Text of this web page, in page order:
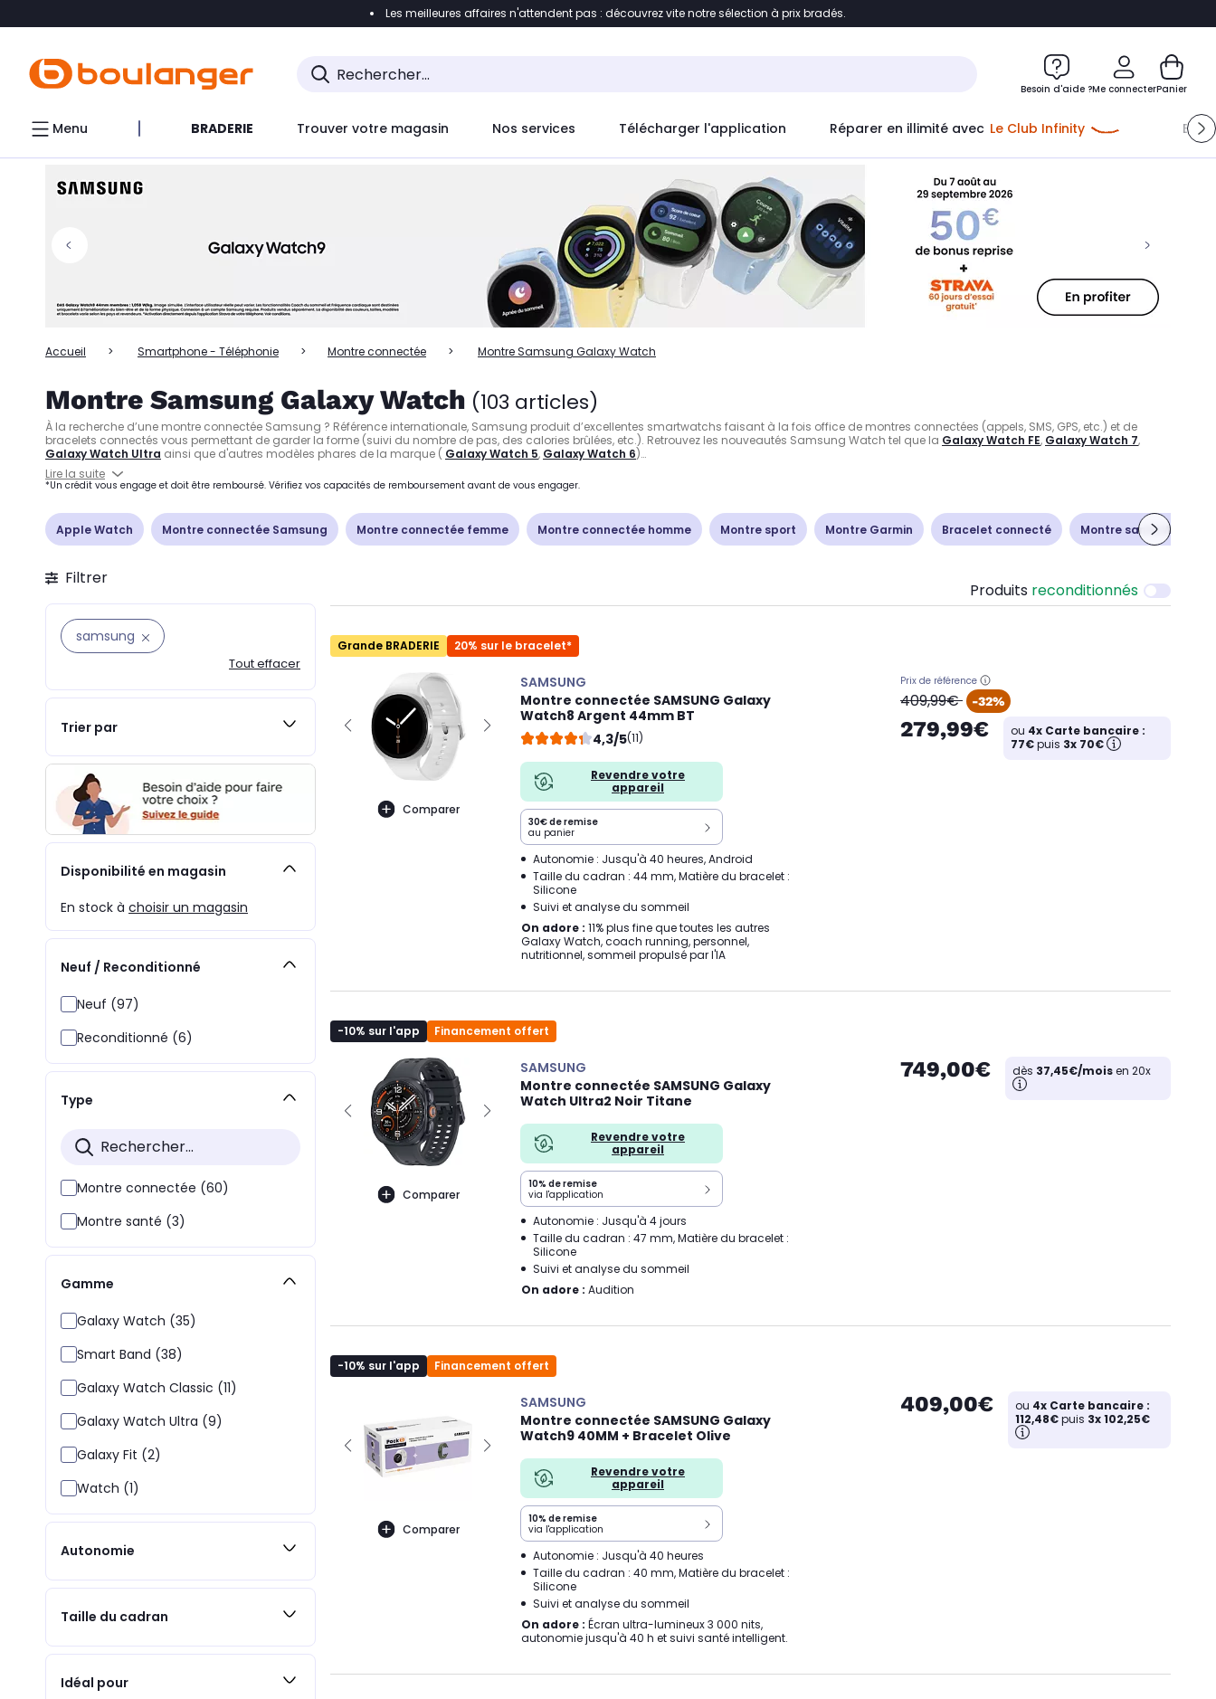
Accéder directement à la liste des produits Accéder directement au contenu
Accéder directement au chatbot
Les meilleures affaires n'attendent pas : découvrez vite notre sélection à prix bradés.
Besoin d'aide ?Me connecterPanier
Menu BRADERIE Trouver votre magasin Nos services Télécharger l'application Réparer en illimité avec Le Club Infinity
Accueil Smartphone - Téléphonie Montre connectée Montre Samsung Galaxy Watch
Montre Samsung Galaxy Watch (103 articles)
À la recherche d’une montre connectée Samsung ? Référence internationale, Samsung produit d’excellentes smartwatchs faisant à la fois office de montres connectées (appels, SMS, GPS, etc.) et de
bracelets connectés vous permettant de garder la forme (suivi du nombre de pas, des calories brûlées, etc.). Retrouvez les nouveautés Samsung Watch tel que la Galaxy Watch FE, Galaxy Watch 7,
Galaxy Watch Ultra ainsi que d'autres modèles phares de la marque ( Galaxy Watch 5, Galaxy Watch 6)
Lire la suite
*Un crédit vous engage et doit être remboursé. Vérifiez vos capacités de remboursement avant de vous engager.
Apple Watch Montre connectée Samsung Montre connectée femme Montre connectée homme Montre sport Montre Garmin Bracelet connecté Montre santé Withings
Filtrer
samsung
Tout effacer
Trier par
Disponibilité en magasin
En stock à choisir un magasin
Neuf / Reconditionné
Neuf (97)
Reconditionné (6)
Type
Montre connectée (60)
Montre santé (3)
Gamme
Galaxy Watch (35)
Smart Band (38)
Galaxy Watch Classic (11)
Galaxy Watch Ultra (9)
Galaxy Fit (2)
Watch (1)
Autonomie
Taille du cadran
Idéal pour
Produits reconditionnés
Grande BRADERIE 20% sur le bracelet*
Comparer
SAMSUNG
Montre connectée SAMSUNG Galaxy
Watch8 Argent 44mm BT
4,3/5(11)
Revendre votre
appareil
30€ de remise
au panier
Autonomie : Jusqu'à 40 heures, Android
Taille du cadran : 44 mm, Matière du bracelet :
Silicone
Suivi et analyse du sommeil
On adore : 11% plus fine que toutes les autres
Galaxy Watch, coach running, personnel,
nutritionnel, sommeil propulsé par l'IA
Prix de référence
oldPrice
409,99€ -32%
279,99€ ou 4x Carte bancaire :
77€puis 3x 70€
-10% sur l'app Financement offert
Comparer
SAMSUNG
Montre connectée SAMSUNG Galaxy
Watch Ultra2 Noir Titane
Revendre votre
appareil
10% de remise
via l'application
Autonomie : Jusqu'à 4 jours
Taille du cadran : 47 mm, Matière du bracelet :
Silicone
Suivi et analyse du sommeil
On adore : Audition
749,00€ dès 37,45€/moisen 20x
-10% sur l'app Financement offert
Comparer
SAMSUNG
Montre connectée SAMSUNG Galaxy
Watch9 40MM + Bracelet Olive
Revendre votre
appareil
10% de remise
via l'application
Autonomie : Jusqu'à 40 heures
Taille du cadran : 40 mm, Matière du bracelet :
Silicone
Suivi et analyse du sommeil
On adore : Écran ultra-lumineux 3 000 nits,
autonomie jusqu'à 40 h et suivi santé intelligent.
409,00€ ou 4x Carte bancaire :
112,48€puis 3x 102,25€